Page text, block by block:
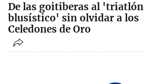
De las goitiberas al 'triatlón
blusístico' sin olvidar a los
Celedones de Oro